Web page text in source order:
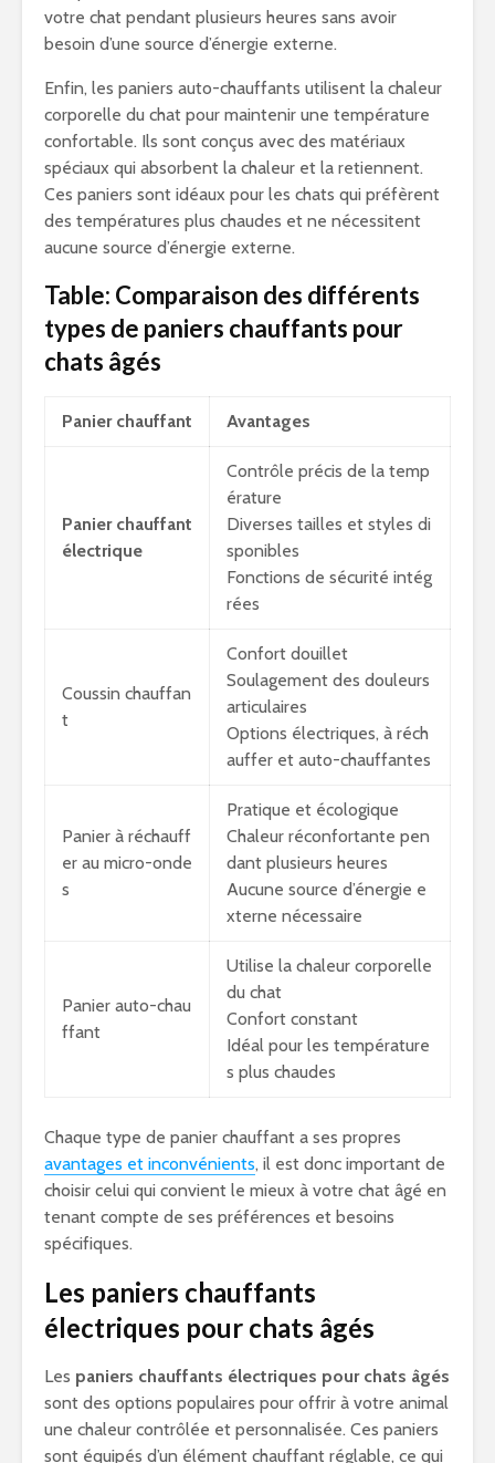
votre chat pendant plusieurs heures sans avoir
besoin d’une source d’énergie externe.
Enfin, les paniers auto-chauffants utilisent la chaleur
corporelle du chat pour maintenir une température
confortable. Ils sont conçus avec des matériaux
spéciaux qui absorbent la chaleur et la retiennent.
Ces paniers sont idéaux pour les chats qui préfèrent
des températures plus chaudes et ne nécessitent
aucune source d’énergie externe.
Table: Comparaison des différents
types de paniers chauffants pour
chats âgés
Panier chauffant Avantages
Panier chauffant
électrique
Contrôle précis de la temp
érature
Diverses tailles et styles di
sponibles
Fonctions de sécurité intég
rées
Coussin chauffan
t
Confort douillet
Soulagement des douleurs
articulaires
Options électriques, à réch
auffer et auto-chauffantes
Panier à réchauff
er au micro-onde
s
Pratique et écologique
Chaleur réconfortante pen
dant plusieurs heures
Aucune source d’énergie e
xterne nécessaire
Panier auto-chau
ffant
Utilise la chaleur corporelle
du chat
Confort constant
Idéal pour les température
s plus chaudes
Chaque type de panier chauffant a ses propres
avantages et inconvénients, il est donc important de
choisir celui qui convient le mieux à votre chat âgé en
tenant compte de ses préférences et besoins
spécifiques.
Les paniers chauffants
électriques pour chats âgés
Les paniers chauffants électriques pour chats âgés
sont des options populaires pour offrir à votre animal
une chaleur contrôlée et personnalisée. Ces paniers
sont équipés d’un élément chauffant réglable, ce qui